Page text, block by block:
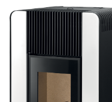
Serviços
Centro de Formação
Gabinete de Engenharia